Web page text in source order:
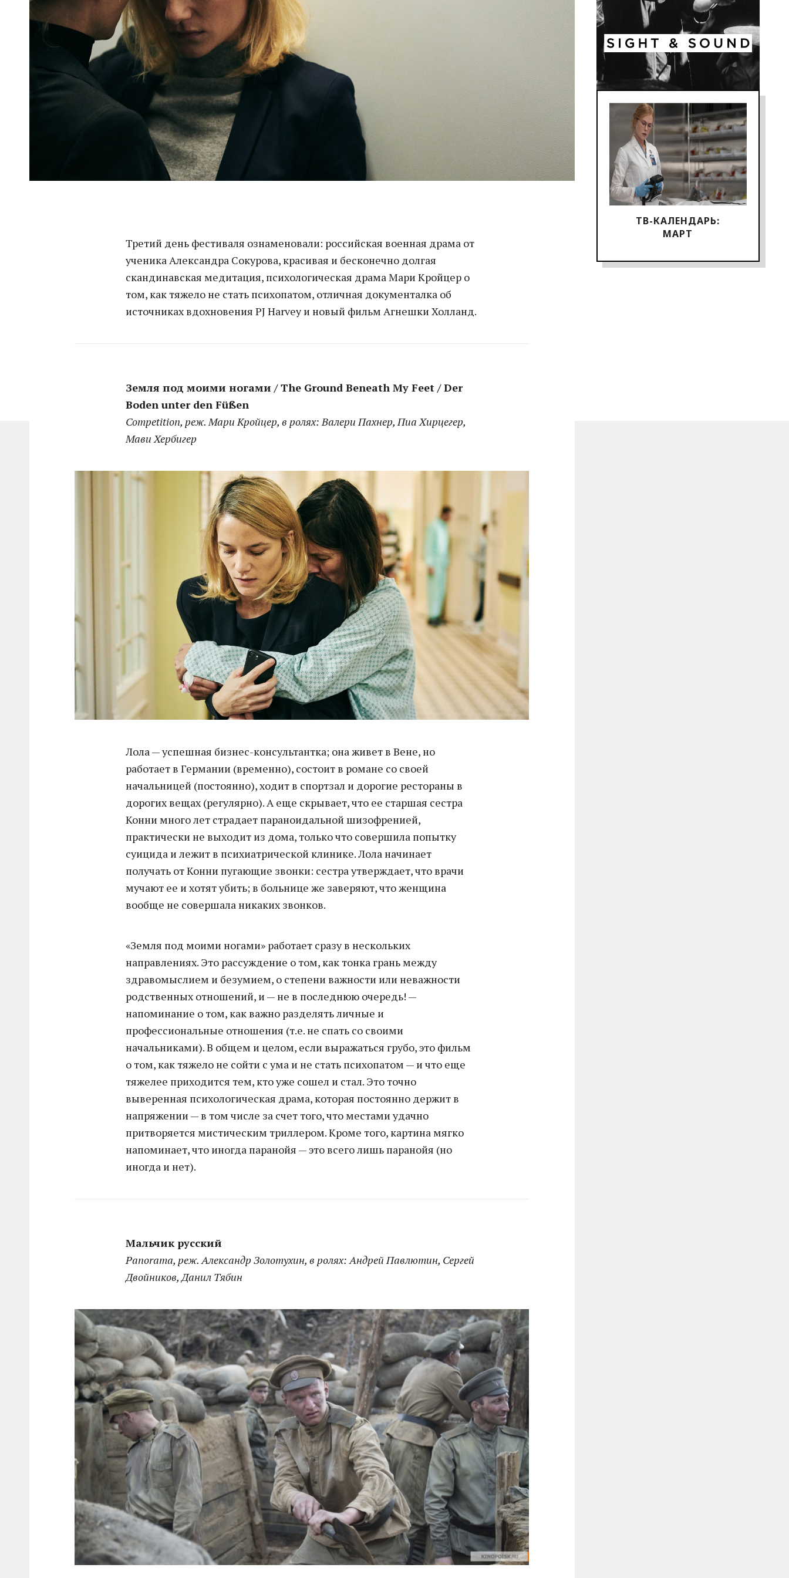
ТВ-КАЛЕНДАРЬ:
МАРТ
Третий день фестиваля ознаменовали: российская военная драма от
ученика Александра Сокурова, красивая и бесконечно долгая
скандинавская медитация, психологическая драма Мари Кройцер о
том, как тяжело не стать психопатом, отличная документалка об
источниках вдохновения PJ Harvey и новый фильм Агнешки Холланд.
Земля под моими ногами / The Ground Beneath My Feet / Der
Boden unter den Füßen
Competition, реж. Мари Кройцер, в ролях: Валери Пахнер, Пиа Хирцегер,
Мави Хербигер
Лола — успешная бизнес-консультантка; она живет в Вене, но
работает в Германии (временно), состоит в романе со своей
начальницей (постоянно), ходит в спортзал и дорогие рестораны в
дорогих вещах (регулярно). А еще скрывает, что ее старшая сестра
Конни много лет страдает параноидальной шизофренией,
практически не выходит из дома, только что совершила попытку
суицида и лежит в психиатрической клинике. Лола начинает
получать от Конни пугающие звонки: сестра утверждает, что врачи
мучают ее и хотят убить; в больнице же заверяют, что женщина
вообще не совершала никаких звонков.
«Земля под моими ногами» работает сразу в нескольких
направлениях. Это рассуждение о том, как тонка грань между
здравомыслием и безумием, о степени важности или неважности
родственных отношений, и — не в последнюю очередь! —
напоминание о том, как важно разделять личные и
профессиональные отношения (т.е. не спать со своими
начальниками). В общем и целом, если выражаться грубо, это фильм
о том, как тяжело не сойти с ума и не стать психопатом — и что еще
тяжелее приходится тем, кто уже сошел и стал. Это точно
выверенная психологическая драма, которая постоянно держит в
напряжении — в том числе за счет того, что местами удачно
притворяется мистическим триллером. Кроме того, картина мягко
напоминает, что иногда паранойя — это всего лишь паранойя (но
иногда и нет).
Мальчик русский
Panorama, реж. Александр Золотухин, в ролях: Андрей Павлютин, Сергей
Двойников, Данил Тябин